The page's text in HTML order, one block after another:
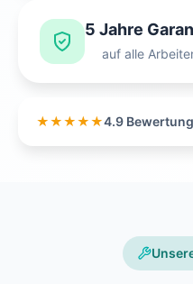
5 Jahre
auf alle
★★★★★4.9 Bewertung